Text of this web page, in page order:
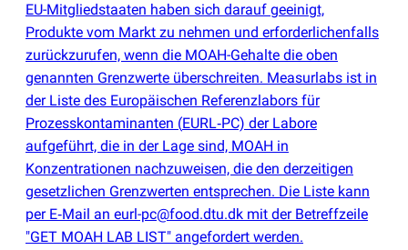
EU-Mitgliedstaaten haben sich darauf geeinigt,
Produkte vom Markt zu nehmen und erforderlichenfalls
zurückzurufen, wenn die MOAH-Gehalte die oben
genannten Grenzwerte überschreiten. Measurlabs ist in
der Liste des Europäischen Referenzlabors für
Prozesskontaminanten (EURL‑PC) der Labore
aufgeführt, die in der Lage sind, MOAH in
Konzentrationen nachzuweisen, die den derzeitigen
gesetzlichen Grenzwerten entsprechen. Die Liste kann
per E‑Mail an eurl-pc@food.dtu.dk mit der Betreffzeile
"GET MOAH LAB LIST" angefordert werden.